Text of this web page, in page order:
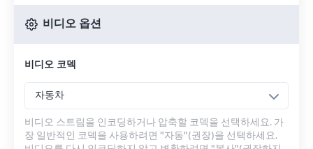
비디오 옵션
비디오 코덱
자동차
비디오 스트림을 인코딩하거나 압축할 코덱을 선택하세요. 가
장 일반적인 코덱을 사용하려면 "자동"(권장)을 선택하세요.